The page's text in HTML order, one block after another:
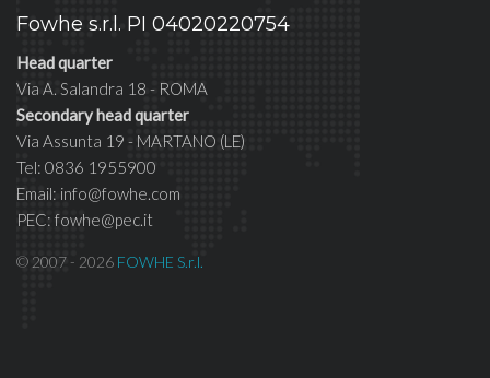
Fowhe s.r.l. PI 04020220754
Head quarter
Via A. Salandra 18 - ROMA
Secondary head quarter
Via Assunta 19 - MARTANO (LE)
Tel: 0836 1955900
Email: info@fowhe.com
PEC: fowhe@pec.it
© 2007 - 2026 FOWHE S.r.l.